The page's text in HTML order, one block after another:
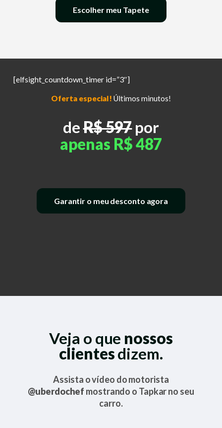
Escolher meu Tapete
[elfsight_countdown_timer id=”3″]
Oferta especial! Últimos minutos!
deR$ 597por
apenas R$ 487
Garantir o meu desconto agora
Veja o que nossos
clientesdizem.
Assista o vídeo do motorista
@uberdochef mostrando o Tapkar no seu
carro.